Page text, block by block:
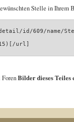
Stelle in Ihrem
id/609/name/
url]
Bilder dieses Teiles